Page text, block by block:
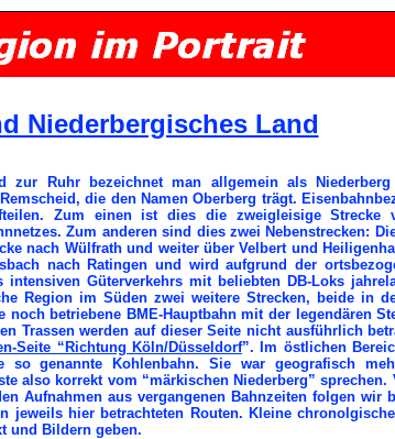
Niederbergisches Land
zur Ruhr bezeichnet man allgemein als
die den Namen Oberberg trägt.
Zum einen ist dies die zweigleisige Strecke
Zum anderen sind dies zwei Nebenstrecken:
nach Wülfrath und weiter über Velbert und
nach Ratingen und wird aufgrund der
Güterverkehrs mit beliebten DB-Loks
Region im Süden zwei weitere Strecken, beide in
betriebene BME-Hauptbahn mit der legendären
Trassen werden auf dieser Seite nicht ausführlich
Seite “Richtung Köln/Düsseldorf”. Im östlichen
so genannte Kohlenbahn. Sie war geografisch
also korrekt vom “märkischen Niederberg”
Aufnahmen aus vergangenen Bahnzeiten folgen wir
jeweils hier betrachteten Routen. Kleine
und Bildern geben.